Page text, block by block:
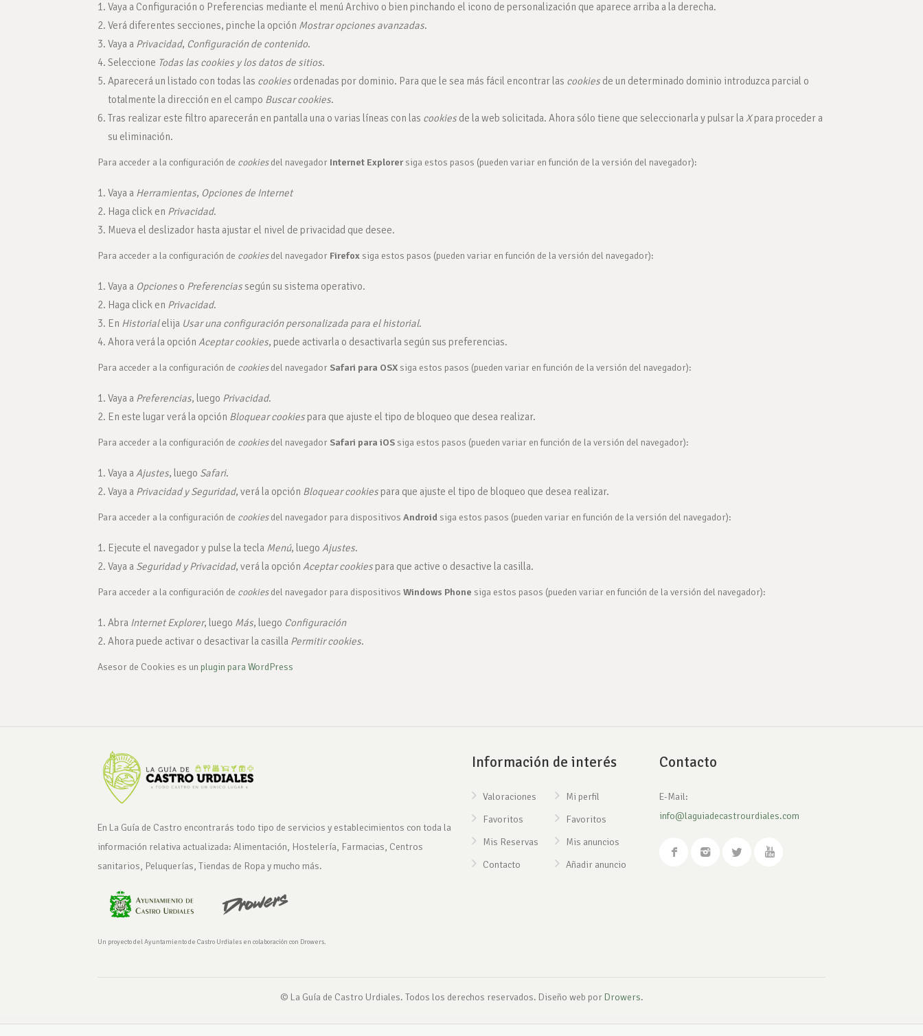
Vaya a Configuración o Preferencias mediante el menú Archivo o bien pinchando el icono de personalización que aparece arriba a la derecha.
Verá diferentes secciones, pinche la opción Mostrar opciones avanzadas.
Vaya a Privacidad, Configuración de contenido.
Seleccione Todas las cookies y los datos de sitios.
Aparecerá un listado con todas las cookies ordenadas por dominio. Para que le sea más fácil encontrar las cookies de un determinado dominio introduzca parcial o
totalmente la dirección en el campo Buscar cookies.
Tras realizar este filtro aparecerán en pantalla una o varias líneas con las cookies de la web solicitada. Ahora sólo tiene que seleccionarla y pulsar laXpara proceder a
su eliminación.
Para acceder a la configuración de cookiesdel navegador Internet Explorersiga estos pasos (pueden variar en función de la versión del navegador):
Vaya a Herramientas, Opciones de Internet
Haga click en Privacidad.
Mueva el deslizador hasta ajustar el nivel de privacidad que desee.
Para acceder a la configuración de cookiesdel navegador Firefox siga estos pasos (pueden variar en función de la versión del navegador):
Vaya a Opciones o Preferencias según su sistema operativo.
Haga click en Privacidad.
En Historialelija Usar una configuración personalizada para el historial.
Ahora verá la opción Aceptar cookies, puede activarla o desactivarla según sus preferencias.
Para acceder a la configuración de cookiesdel navegador Safari para OSX siga estos pasos (pueden variar en función de la versión del navegador):
Vaya a Preferencias, luego Privacidad.
En este lugar verá la opción Bloquear cookies para que ajuste el tipo de bloqueo que desea realizar.
Para acceder a la configuración de cookiesdel navegador Safari para iOS siga estos pasos (pueden variar en función de la versión del navegador):
Vaya aAjustes, luego Safari.
Vaya a Privacidad y Seguridad, verá la opción Bloquear cookies para que ajuste el tipo de bloqueo que desea realizar.
Para acceder a la configuración de cookiesdel navegador para dispositivos Android siga estos pasos (pueden variar en función de la versión del navegador):
Ejecute el navegador y pulse la tecla Menú, luego Ajustes.
Vaya a Seguridad y Privacidad, verá la opción Aceptar cookies para que active o desactive la casilla.
Para acceder a la configuración de cookiesdel navegador para dispositivos Windows Phone siga estos pasos (pueden variar en función de la versión del navegador):
Abra Internet Explorer, luego Más, luego Configuración
Ahora puede activar o desactivar la casilla Permitir cookies.
Asesor de Cookies es un plugin para WordPress
En La Guía de Castro encontrarás todo tipo de servicios y establecimientos con toda la
información relativa actualizada: Alimentación, Hostelería, Farmacias, Centros
sanitarios, Peluquerías, Tiendas de Ropa y mucho más.
Un proyecto del Ayuntamiento de Castro Urdiales en colaboración con Drowers.
Información de interés
Valoraciones
Favoritos
Mis Reservas
Contacto
Mi perfil
Favoritos
Mis anuncios
Añadir anuncio
Contacto
E-Mail:
info@laguiadecastrourdiales.com
© La Guía de Castro Urdiales. Todos los derechos reservados. Diseño web por Drowers.